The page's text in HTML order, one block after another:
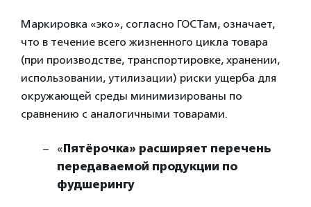
Маркировка «эко», согласно ГОСТам, означает,
что в течение всего жизненного цикла товара
(при производстве, транспортировке, хранении,
использовании, утилизации) риски ущерба для
окружающей среды минимизированы по
сравнению с аналогичными товарами.
«Пятёрочка» расширяет перечень
передаваемой продукции по
фудшерингу